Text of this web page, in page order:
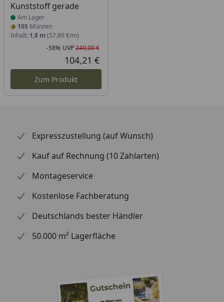
Kunststoff gerade
Am Lager
105 Münzen
Inhalt: 1,8 m (57,89 €/m)
Rabatt in Prozent
-58%
Ursprünglicher Preis
UVP249,00 €
Aktueller Preis
104,21 €
Zum Produkt
Expresszustellung (auf Wunsch)
Kauf auf Rechnung (10 Zahlarten)
Montageservice
Kostenlose Fachberatung
Deutschlands bester Händler
50.000 m² Lagerfläche